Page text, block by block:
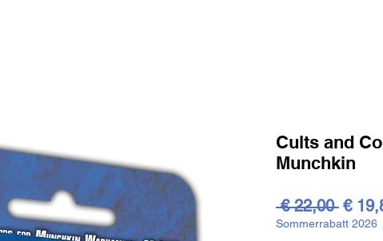
Cults and
Munchkin
€ 22,00 €
Sommerrabatt 2026